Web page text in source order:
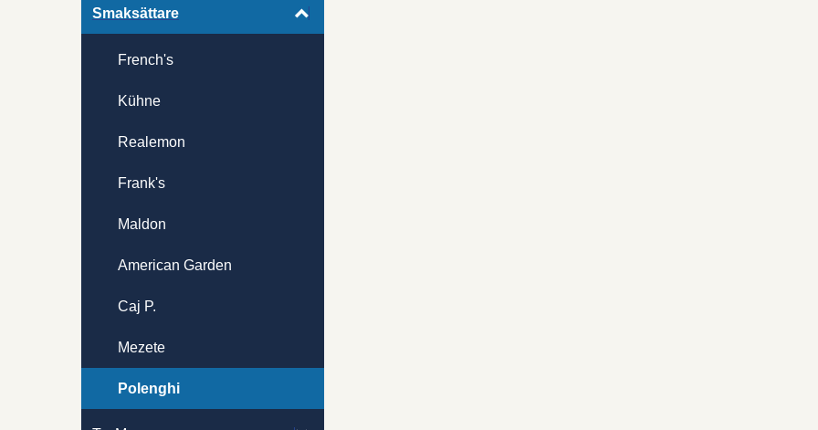
Smaksättare
French's
Kühne
Realemon
Frank's
Maldon
American Garden
Caj P.
Mezete
Polenghi